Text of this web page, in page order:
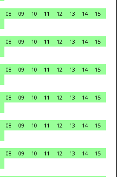
08 09 10 11 12 13 14
15
08 09 10 11 12 13 14
15
08 09 10 11 12 13 14
15
08 09 10 11 12 13 14
15
08 09 10 11 12 13 14
15
08 09 10 11 12 13 14
15